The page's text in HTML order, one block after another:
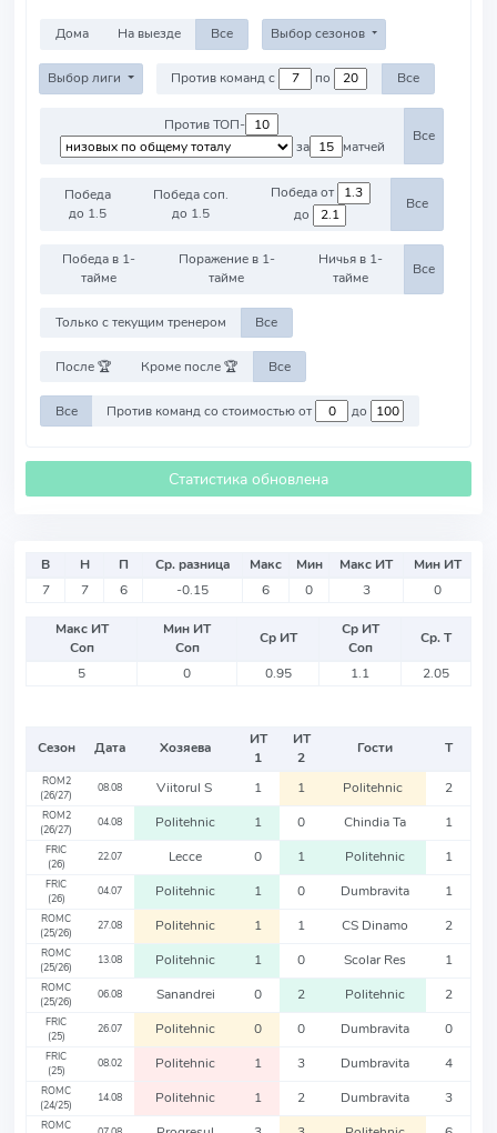
Дома На выезде Все Выбор сезонов
Выбор лиги Против команд с по Все
Против ТОП-
за
матчей
Все
Победа
до 1.5
Победа соп.
до 1.5
Победа от
до
Все
Победа в 1-
тайме
Поражение в 1-
тайме
Ничья в 1-
тайме
Все
Только с текущим тренером Все
После 🏆 Кроме после 🏆 Все
Все Против команд со стоимостью от до
Статистика обновлена
В Н П Ср. разница Макс Мин Макс ИТ
Мин ИТ
7
7 6 -0.15 6 0 3 0
Макс ИТ
Соп
Мин ИТ
Соп
Ср ИТ
Ср ИТ
Соп
Ср. Т
5
0 0.95 1.1 2.05
Сезон Дата Хозяева
ИТ
1
ИТ
2
Гости Т
ROM2
(26/27)
08.08 Viitorul S 1 1 Politehnic 2
ROM2
(26/27)
04.08 Politehnic 1 0 Chindia Ta 1
FRIC
(26)
22.07 Lecce 0 1 Politehnic 1
FRIC
(26)
04.07 Politehnic 1 0 Dumbravita 1
ROMC
(25/26)
27.08 Politehnic 1 1 CS Dinamo 2
ROMC
(25/26)
13.08 Politehnic 1 0 Scolar Res 1
ROMC
(25/26)
06.08 Sanandrei 0 2 Politehnic 2
FRIC
(25)
26.07 Politehnic 0 0 Dumbravita 0
FRIC
(25)
08.02 Politehnic 1 3 Dumbravita 4
ROMC
(24/25)
14.08 Politehnic 1 2 Dumbravita 3
ROMC